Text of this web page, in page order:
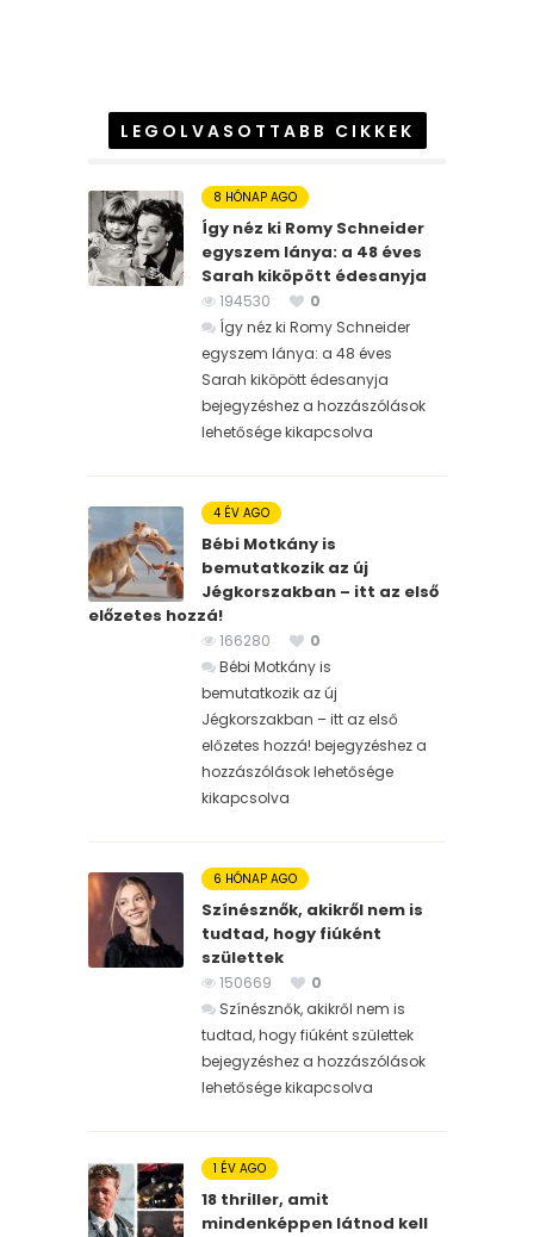
LEGOLVASOTTABB CIKKEK
8 HÓNAP AGO
Így néz ki Romy Schneider
egyszem lánya: a 48 éves
Sarah kiköpött édesanyja
194530
0
Így néz ki Romy Schneider
egyszem lánya: a 48 éves
Sarah kiköpött édesanyja
bejegyzéshez a hozzászólások
lehetősége kikapcsolva
4 ÉV AGO
Bébi Motkány is
bemutatkozik az új
Jégkorszakban – itt az első
előzetes hozzá!
166280
0
Bébi Motkány is
bemutatkozik az új
Jégkorszakban – itt az első
előzetes hozzá! bejegyzéshez a
hozzászólások lehetősége
kikapcsolva
6 HÓNAP AGO
Színésznők, akikről nem is
tudtad, hogy fiúként
születtek
150669
0
Színésznők, akikről nem is
tudtad, hogy fiúként születtek
bejegyzéshez a hozzászólások
lehetősége kikapcsolva
1 ÉV AGO
18 thriller, amit
mindenképpen látnod kell